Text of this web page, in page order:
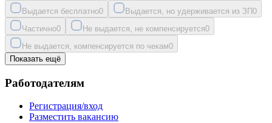
Выдается бесплатно0 Выдается, но удерживается из ЗП0
Частично0 Не выдается, не компенсируется0
Не выдается, компенсируется по чекам0
Показать ещё
Работодателям
Регистрация/вход
Разместить вакансию